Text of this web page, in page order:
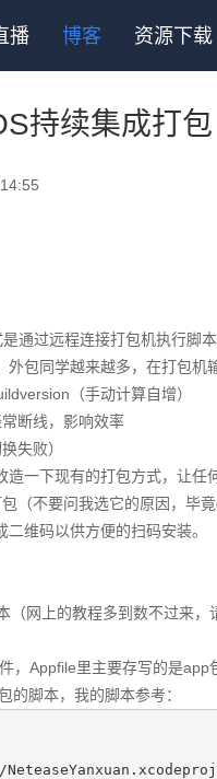
播 博客 资源下载
持续集成打
通过远程连接打包机执行脚
包同学越来越多，在打包机
（手动计算自增）
断线，影响效率
失败）
造一下现有的打包方式，让
（不要问我选它的原因，毕
维码以供方便的扫码安装。
（网上的教程多到数不过来，
，Appfile里主要存写的是
的脚本，我的脚本参考：
"./